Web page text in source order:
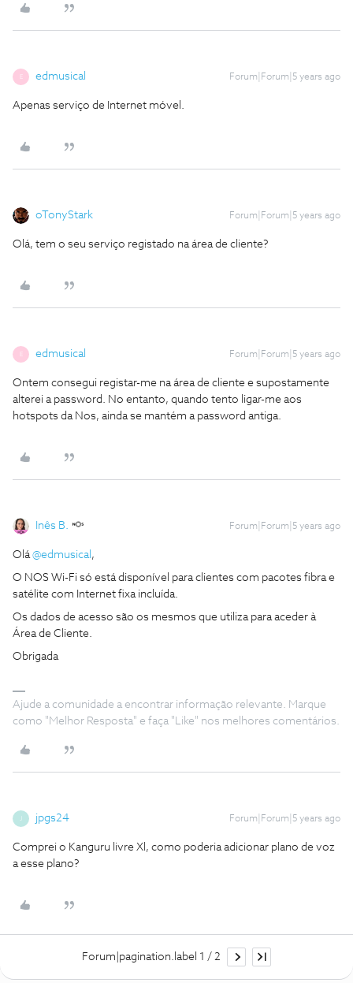
edmusical Forum|Forum|5 years ago
Apenas serviço de Internet móvel.
oTonyStark Forum|Forum|5 years ago
Olá, tem o seu serviço registado na área de cliente?
edmusical Forum|Forum|5 years ago
Ontem consegui registar-me na área de cliente e supostamente
alterei a password. No entanto, quando tento ligar-me aos
hotspots da Nos, ainda se mantém a password antiga.
Inês B. Forum|Forum|5 years ago
Olá@edmusical ,
O NOS Wi-Fi só está disponível para clientes com pacotes fibra e
satélite com Internet fixa incluída.
Os dados de acesso são os mesmos que utiliza para aceder à
Área de Cliente.
Obrigada
Ajude a comunidade a encontrar informação relevante. Marque
como "Melhor Resposta" e faça "Like" nos melhores comentários.
jpgs24 Forum|Forum|5 years ago
Comprei o Kanguru livre Xl, como poderia adicionar plano de voz
a esse plano?
Forum|pagination.label 1 / 2